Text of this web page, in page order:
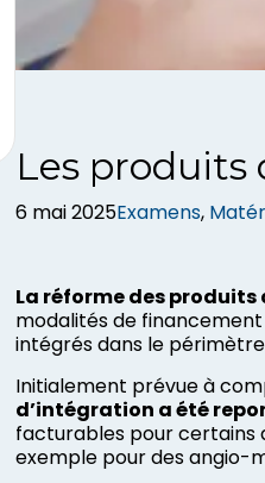
Les produits
6 mai 2025Examens,
La réforme des
modalités de
intégrés dans le
Initialement prévue à
d’intégration a été
facturables pour certains
exemple pour des angio-